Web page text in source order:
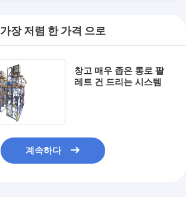
가장 저렴 한 가격 으로
창고 매우 좁은 통로 팔
레트 건 드리는 시스템
계속하다